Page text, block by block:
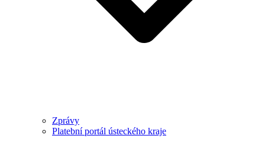
Zprávy
Platební portál ústeckého kraje